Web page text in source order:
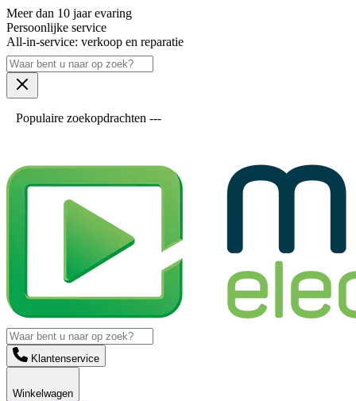
Meer dan 10 jaar evaring
Persoonlijke service
All-in-service: verkoop en reparatie
Populaire zoekopdrachten ---
Klantenservice
Winkelwagen